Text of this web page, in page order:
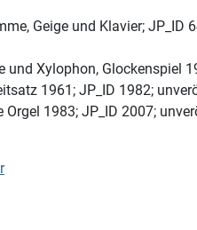
Geige und Klavier;
Xylophon, Glockenspiel
1961; JP_ID 1982;
Orgel 1983; JP_ID 2007;
wächst auf Erden